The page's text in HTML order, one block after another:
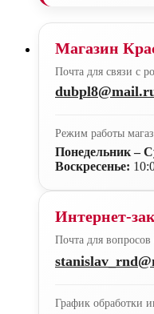
Магазин
Почта для связи с
Режим работы
Понедельник –
Воскресенье:
Интернет-
Почта для вопросов
График обработки